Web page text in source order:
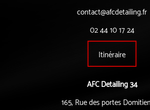
contact@afcdetailing.fr
02 44 10 17 24
Itinéraire
AFC Detailing 34
165, Rue des portes